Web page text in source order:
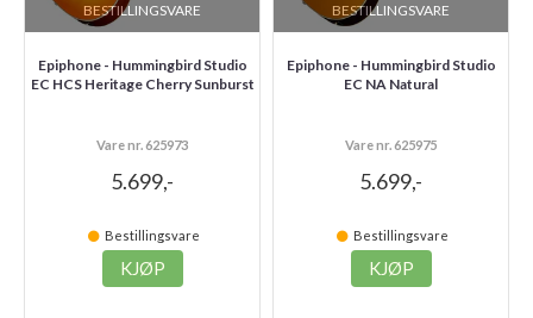
BESTILLINGSVARE
Epiphone - Hummingbird Studio
EC HCS Heritage Cherry Sunburst
Vare nr. 625973
5.699,-
Bestillingsvare
KJØP
BESTILLINGSVARE
Epiphone - Hummingbird Studio
EC NA Natural
Vare nr. 625975
5.699,-
Bestillingsvare
KJØP